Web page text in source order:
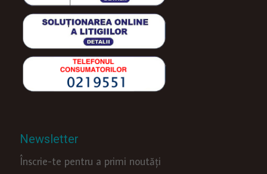
Newsletter
Înscrie-te pentru a primi noutăți